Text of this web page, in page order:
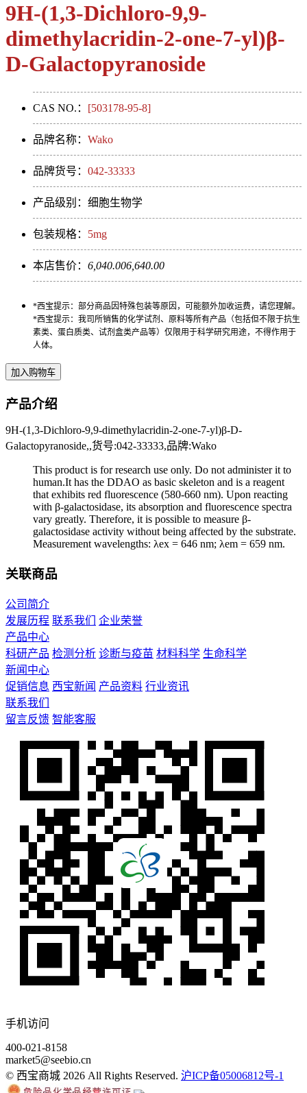
9H-(1,3-Dichloro-9,9-
dimethylacridin-2-one-7-yl)β-
D-Galactopyranoside
CAS NO.： [503178-95-8]
品牌名称： Wako
品牌货号： 042-33333
产品级别：细胞生物学
包装规格： 5mg
本店售价： 6,040.006,640.00
*西宝提示：部分商品因特殊包装等原因，可能额外加收运费，请您理解。
*西宝提示：我司所销售的化学试剂、原料等所有产品（包括但不限于抗生
素类、蛋白质类、试剂盒类产品等）仅限用于科学研究用途，不得作用于
人体。
产品介绍
9H-(1,3-Dichloro-9,9-dimethylacridin-2-one-7-yl)β-D-
Galactopyranoside,,货号:042-33333,品牌:Wako
This product is for research use only. Do not administer it to
human.It has the DDAO as basic skeleton and is a reagent
that exhibits red fluorescence (580-660 nm). Upon reacting
with β-galactosidase, its absorption and fluorescence spectra
vary greatly. Therefore, it is possible to measure β-
galactosidase activity without being affected by the substrate.
Measurement wavelengths: λex = 646 nm; λem = 659 nm.
关联商品
公司简介
发展历程 联系我们
企业荣誉
产品中心
科研产品 检测分析 诊断与疫苗 材料科学 生命科学
新闻中心
促销信息 西宝新闻 产品资料 行业资讯
联系我们
留言反馈 智能客服
手机访问
400-021-8158
market5@seebio.cn
© 西宝商城 2026 All Rights Reserved. 沪ICP备05006812号-1